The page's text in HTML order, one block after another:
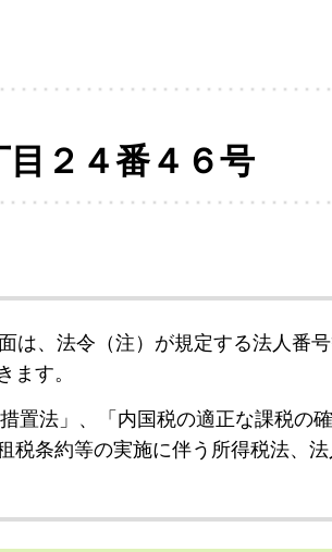
２４番４６号
は、法令（注）が規定する法人番
ます。
置法」、「内国税の適正な課税の
税条約等の実施に伴う所得税法、